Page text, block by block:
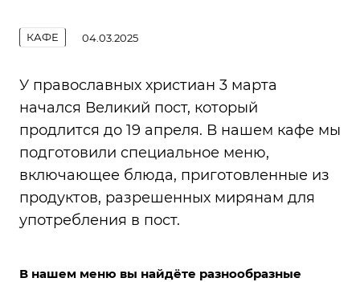
КАФЕ 04.03.2025
У православных христиан 3 марта
начался Великий пост, который
продлится до 19 апреля. В нашем кафе мы
подготовили специальное меню,
включающее блюда, приготовленные из
продуктов, разрешенных мирянам для
употребления в пост.
В нашем меню вы найдёте разнообразные